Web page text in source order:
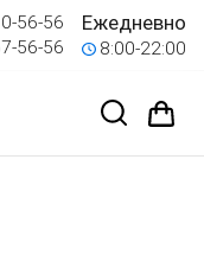
56-56
56-56
Ежедневно
8:00-22:00